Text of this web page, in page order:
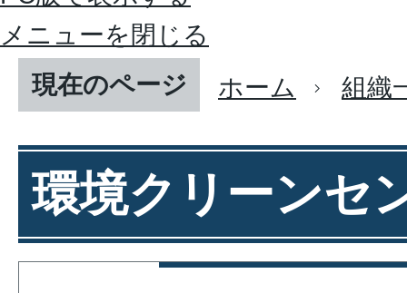
メニューを閉じる
現在のページ
ホーム 組織
環境クリーンセ